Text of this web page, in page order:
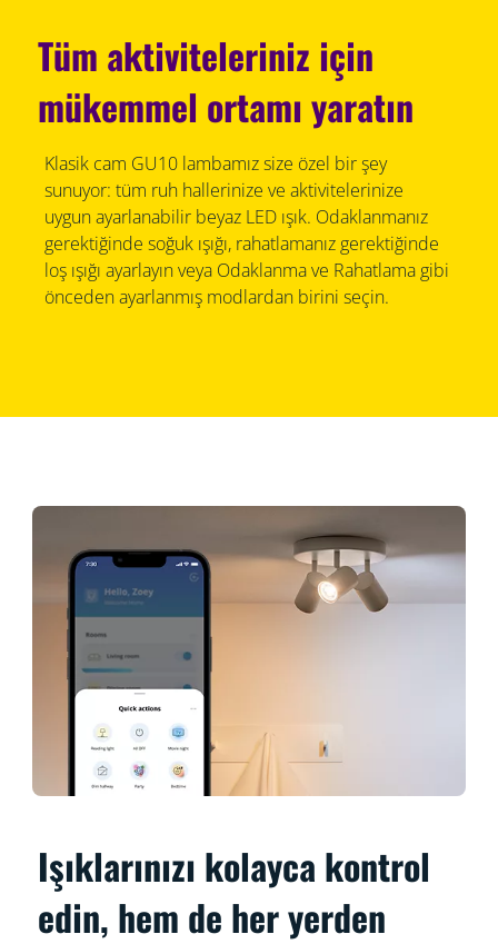
Tüm aktiviteleriniz için
mükemmel ortamı yaratın
Klasik cam GU10 lambamız size özel bir şey
sunuyor: tüm ruh hallerinize ve aktivitelerinize
uygun ayarlanabilir beyaz LED ışık. Odaklanmanız
gerektiğinde soğuk ışığı, rahatlamanız gerektiğinde
loş ışığı ayarlayın veya Odaklanma ve Rahatlama gibi
önceden ayarlanmış modlardan birini seçin.
Işıklarınızı kolayca kontrol
edin, hem de her yerden